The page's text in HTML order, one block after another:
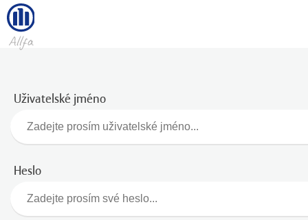
Uživatelské jméno
Heslo